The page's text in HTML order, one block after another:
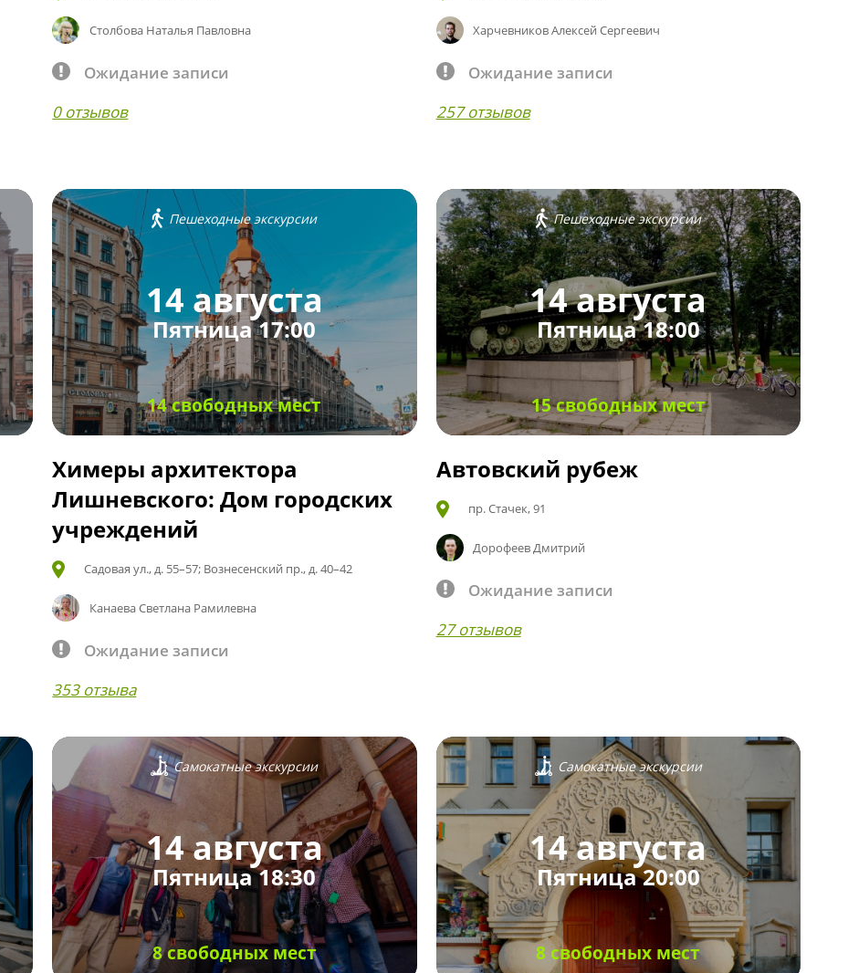
Столбова Наталья Павловна
Ожидание записи
0 отзывов
Харчевников Алексей Сергеевич
Ожидание записи
257 отзывов
Пешеходные экскурсии
14 августа
Пятница 17:00
14 свободных мест
Химеры архитектора
Лишневского: Дом городских
учреждений
Садовая ул., д. 55–57; Вознесенский пр., д. 40–42
Канаева Светлана Рамилевна
Ожидание записи
353 отзыва
Пешеходные экскурсии
14 августа
Пятница 18:00
15 свободных мест
Автовский рубеж
пр. Стачек, 91
Дорофеев Дмитрий
Ожидание записи
27 отзывов
Самокатные экскурсии
14 августа
Пятница 18:30
8 свободных мест
Самокатные экскурсии
14 августа
Пятница 20:00
8 свободных мест